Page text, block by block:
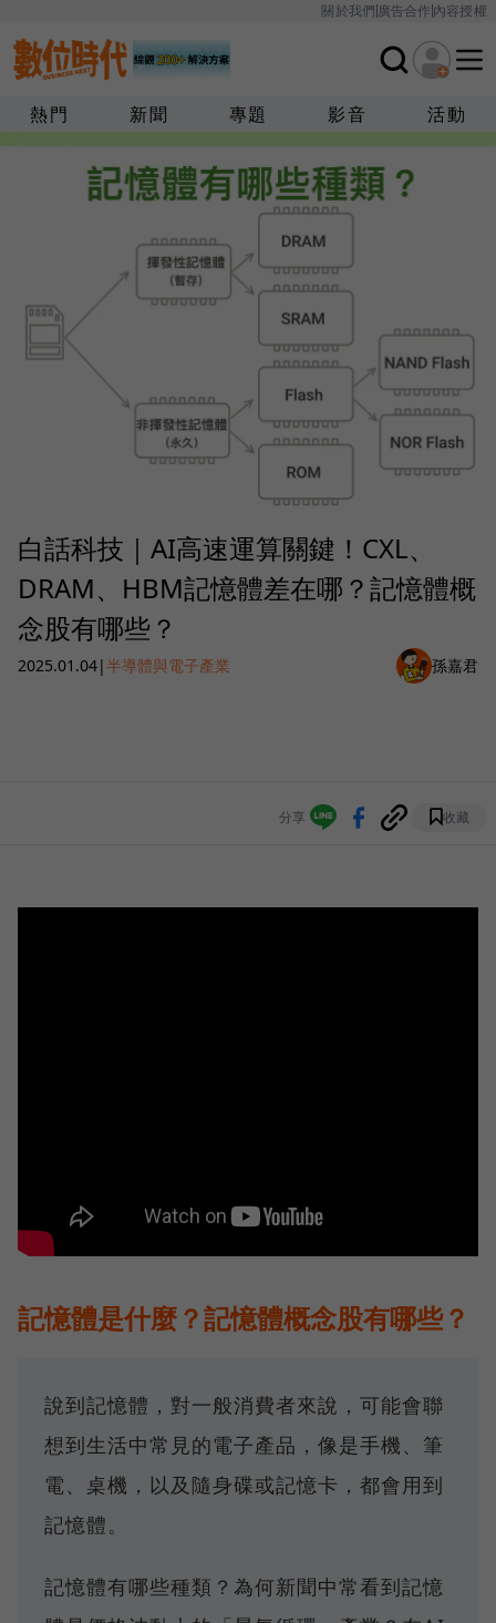
關於我們廣告合作內容授權
熱門 新聞 專題 影音 活動
白話科技｜AI高速運算關鍵！CXL、
DRAM、HBM記憶體差在哪？記憶體概
念股有哪些？
2025.01.04|半導體與電子產業 孫嘉君
分享 收藏
記憶體是什麼？記憶體概念股有哪些？
說到記憶體，對一般消費者來說，可能會聯
想到生活中常見的電子產品，像是手機、筆
電、桌機，以及隨身碟或記憶卡，都會用到
記憶體。
記憶體有哪些種類？為何新聞中常看到記憶